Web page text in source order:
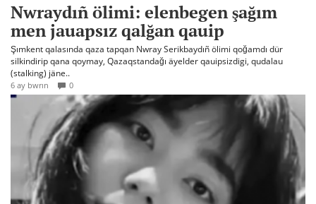
Nwraydıñ ölimi: elenbegen şağım
men jauapsız qalğan qauip
Şımkent qalasında qaza tapqan Nwray Serikbaydıñ ölimi qoğamdı dür
silkindirip qana qoymay, Qazaqstandağı äyelder qauipsizdigi, qudalau
(stalking) jäne..
6 ay bwrın 0